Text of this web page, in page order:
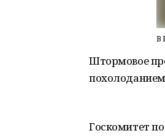
В
Штормовое
Госкомитет